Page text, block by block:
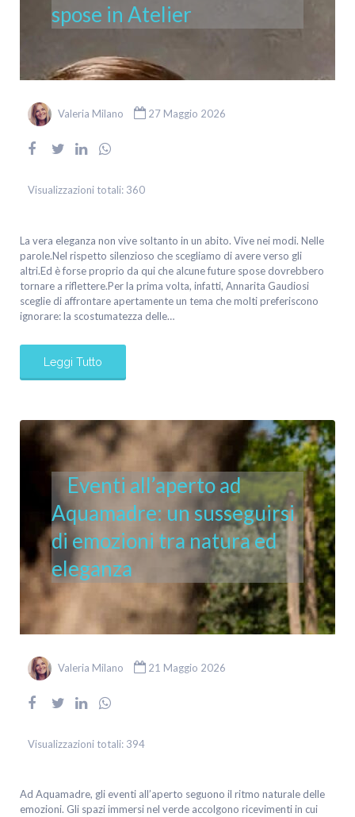
spose in Atelier
Valeria Milano 27 Maggio 2026
Visualizzazioni totali: 360
La vera eleganza non vive soltanto in un abito. Vive nei modi. Nelle
parole.Nel rispetto silenzioso che scegliamo di avere verso gli
altri.Ed è forse proprio da qui che alcune future spose dovrebbero
tornare a riflettere.Per la prima volta, infatti, Annarita Gaudiosi
sceglie di affrontare apertamente un tema che molti preferiscono
ignorare: la scostumatezza delle…
Leggi Tutto
Eventi all’aperto ad
Aquamadre: un susseguirsi
di emozioni tra natura ed
eleganza
Valeria Milano 21 Maggio 2026
Visualizzazioni totali: 394
Ad Aquamadre, gli eventi all’aperto seguono il ritmo naturale delle
emozioni. Gli spazi immersi nel verde accolgono ricevimenti in cui